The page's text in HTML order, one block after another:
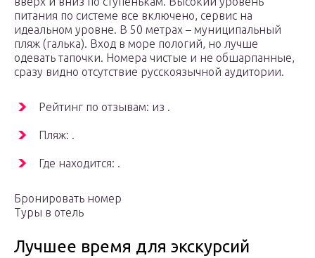
питания по системе все включено, сервис на
идеальном уровне. В 50 метрах – муниципальный
пляж (галька). Вход в море пологий, но лучше
одевать тапочки. Номера чистые и не обшарпанные,
сразу видно отсутствие русскоязычной аудитории.
Рейтинг по отзывам: из .
Пляж: .
Где находится: .
Бронировать номер
Туры в отель
Лучшее время для экскурсий